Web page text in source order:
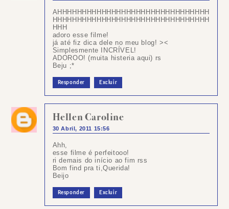
AHHHHHHHHHHHHHHHHHHHHHHHHHHHHHHH
HHHHHHHHHHHHHHHHHHHHHHHHHHHHHHHH
HHH
adoro esse filme!
já até fiz dica dele no meu blog! ><
Simplesmente INCRÍVEL!
ADOROO! (muita histeria aqui) rs
Beju ;*
Responder Excluir
Hellen Caroline
30 Abril, 2011 15:56
Ahh,
esse filme é perfeitooo!
ri demais do início ao fim rss
Bom find pra ti,Querida!
Beijo
Responder Excluir